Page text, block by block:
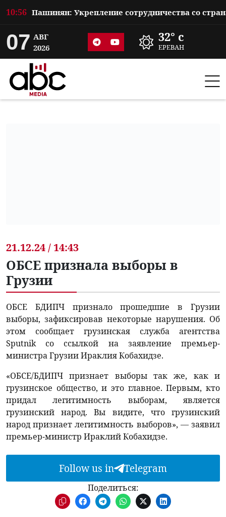
10:56
07 АВГ
2026
32° c
ЕРЕВАН
21.12.24 / 14:43
ОБСЕ признала выборы в
Грузии
ОБСЕ БДИПЧ признало прошедшие в Грузии
выборы, зафиксировав некоторые нарушения. Об
этом сообщает грузинская служба агентства
Sputnik со ссылкой на заявление премьер-
министра Грузии Ираклия Кобахидзе.
«ОБСЕ/БДИПЧ признает выборы так же, как и
грузинское общество, и это главное. Первым, кто
придал легитимность выборам, является
грузинский народ. Вы видите, что грузинский
народ признает легитимность выборов», — заявил
премьер-министр Ираклий Кобахидзе.
Follow us in Telegram
Поделиться: